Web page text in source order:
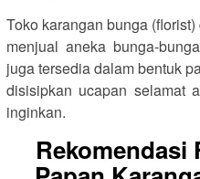
Toko karangan bunga
menjual aneka bunga-
juga tersedia dalam bentuk
disisipkan ucapan selamat
inginkan.
Rekomendasi